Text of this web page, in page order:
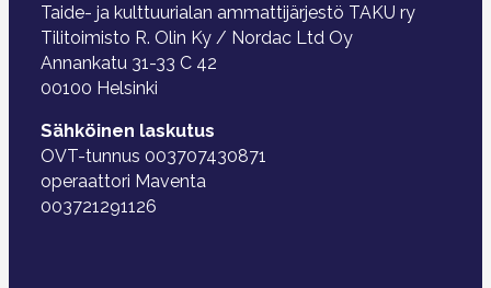
Taide- ja kulttuurialan ammattijärjestö TAKU ry
Tilitoimisto R. Olin Ky / Nordac Ltd Oy
Annankatu 31-33 C 42
00100 Helsinki
Sähköinen laskutus
OVT-tunnus 003707430871
operaattori Maventa
003721291126